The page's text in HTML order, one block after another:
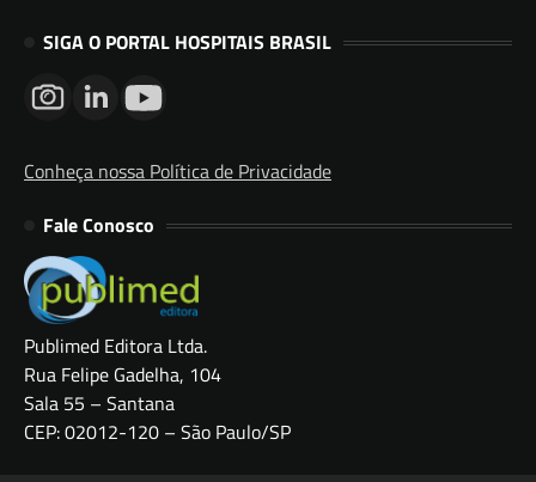
SIGA O PORTAL HOSPITAIS BRASIL
Conheça nossa Política de Privacidade
Fale Conosco
Publimed Editora Ltda.
Rua Felipe Gadelha, 104
Sala 55 – Santana
CEP: 02012-120 – São Paulo/SP